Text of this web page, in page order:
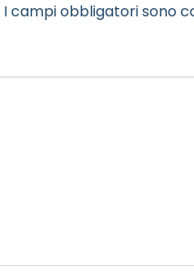
I campi obbligatori sono